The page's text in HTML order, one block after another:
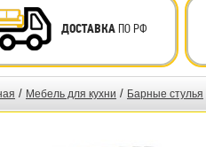
ДОСТАВКАПО РФ
/ Мебель для кухни / Барные стулья